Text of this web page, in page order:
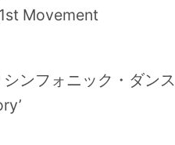
Movement
ンフォニック・ダンス